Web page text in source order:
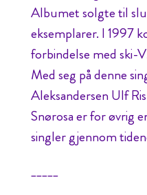
Albumet solgte til
eksemplarer. I 1997
forbindelse med ski-
Med seg på denne
Aleksandersen Ulf
Snørosa er for øvrig
singler gjennom
_____